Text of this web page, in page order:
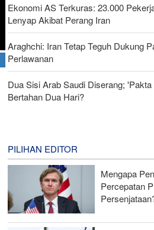
Ekonomi AS Terkuras: 23.000
Lenyap Akibat Perang Iran
Araghchi: Iran Tetap Teguh Dukung
Perlawanan
Dua Sisi Arab Saudi Diserang;
Bertahan Dua Hari?
PILIHAN EDITOR
Mengapa
Percepatan